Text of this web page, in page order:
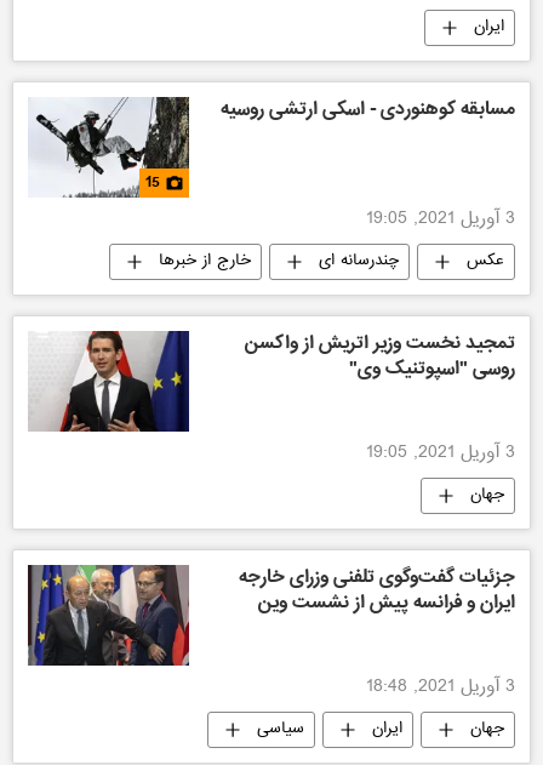
ایران
مسابقه کوهنوردی - اسکی ارتشی روسیه
15
3 آوریل 2021, 19:05
عکس چندرسانه ای خارج از خبرها
تمجید نخست وزیر اتریش از واکسن
روسی "اسپوتنیک وی"
3 آوریل 2021, 19:05
جهان
جزئیات گفت‌و‌گوی تلفنی وزرای خارجه
ایران و فرانسه پیش از نشست وین
3 آوریل 2021, 18:48
جهان ایران سیاسی